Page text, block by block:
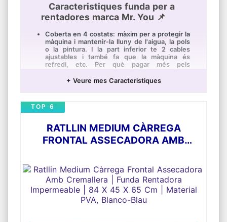
Caracteristiques funda per a
rentadores marca Mr. You 📌
Coberta en 4 costats: màxim per a protegir la
màquina i mantenir-la lluny de l'aigua, la pols
o la pintura. I la part inferior te 2 cables
ajustables i també fa que la màquina és
refredi, etc. Per què pagar més pels
quan aquests casos funcionin perfectament?
El seu disseny *és obrir la coberta donis de
Només l'aixeca i pot utilitzar la rentadora. *És
convenient rentar la roba i protegir la
màquina.
facilita dissipar calor i usar l'aigua. També és
pot evitar els cingles de seguretat de motors
i cables.
Ocasions d'*ús: excusat, cuina, balcó, bany,
jardí, etc.Protegeix la seva rentadora o
+ Veure mes Caracteristiques
RATLLIN MEDIUM CÀRREGA
FRONTAL ASSECADORA AMB
IMPERMEABLE | 84 X 45 X 65 CM |
MATERIAL PVA, BLANCO-BLAU
TOP 6